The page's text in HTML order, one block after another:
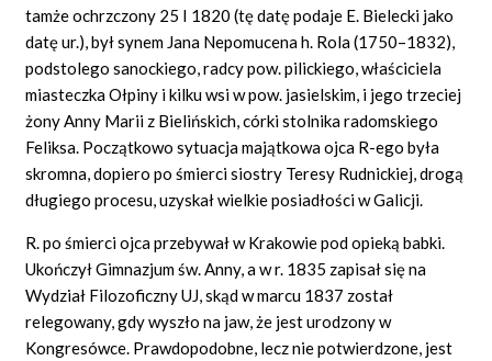
DYSKUSJA
Mapa
tamże ochrzczony 25 I 1820 (tę datę podaje E. Bielecki jako
datę ur.), był synem Jana Nepomucena h. Rola (1750–1832),
podstolego sanockiego, radcy pow. pilickiego, właściciela
miasteczka Ołpiny i kilku wsi w pow. jasielskim, i jego trzeciej
żony Anny Marii z Bielińskich, córki stolnika radomskiego
Feliksa. Początkowo sytuacja majątkowa ojca R-ego była
skromna, dopiero po śmierci siostry Teresy Rudnickiej, drogą
długiego procesu, uzyskał wielkie posiadłości w Galicji.
R. po śmierci ojca przebywał w Krakowie pod opieką babki.
Ukończył Gimnazjum św. Anny, a w r. 1835 zapisał się na
Wydział Filozoficzny UJ, skąd w marcu 1837 został
relegowany, gdy wyszło na jaw, że jest urodzony w
Kongresówce. Prawdopodobne, lecz nie potwierdzone, jest